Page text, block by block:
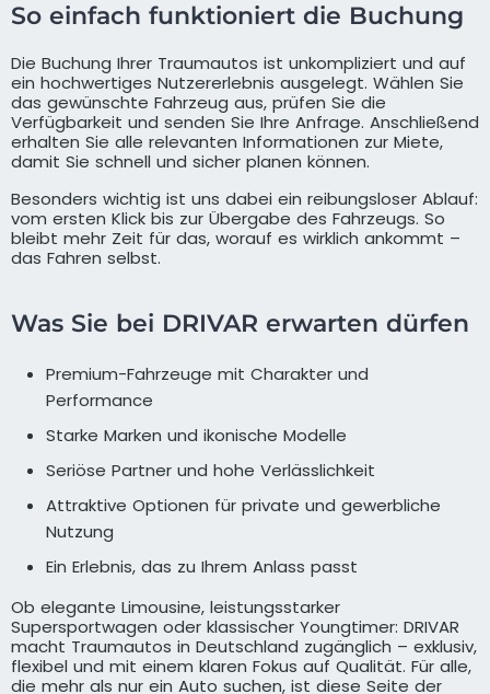
So einfach funktioniert die Buchung
Die Buchung Ihrer Traumautos ist unkompliziert und auf
ein hochwertiges Nutzererlebnis ausgelegt. Wählen Sie
das gewünschte Fahrzeug aus, prüfen Sie die
Verfügbarkeit und senden Sie Ihre Anfrage. Anschließend
erhalten Sie alle relevanten Informationen zur Miete,
damit Sie schnell und sicher planen können.
Besonders wichtig ist uns dabei ein reibungsloser Ablauf:
vom ersten Klick bis zur Übergabe des Fahrzeugs. So
bleibt mehr Zeit für das, worauf es wirklich ankommt –
das Fahren selbst.
Was Sie bei DRIVAR erwarten dürfen
Premium-Fahrzeuge mit Charakter und
Performance
Starke Marken und ikonische Modelle
Seriöse Partner und hohe Verlässlichkeit
Attraktive Optionen für private und gewerbliche
Nutzung
Ein Erlebnis, das zu Ihrem Anlass passt
Ob elegante Limousine, leistungsstarker
Supersportwagen oder klassischer Youngtimer: DRIVAR
macht Traumautos in Deutschland zugänglich – exklusiv,
flexibel und mit einem klaren Fokus auf Qualität. Für alle,
die mehr als nur ein Auto suchen, ist diese Seite der